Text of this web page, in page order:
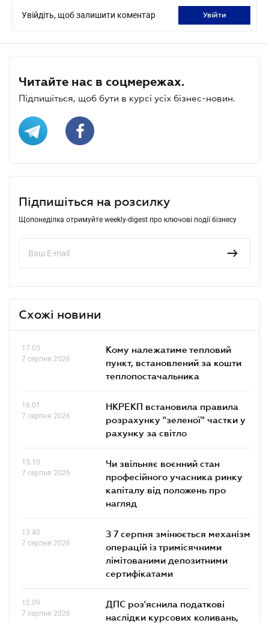
Увійдіть, щоб залишити коментар увійти
Читайте нас в соцмережах.
Підпишіться, щоб бути в курсі усіх бізнес-новин.
Підпишіться на розсилку
Щопонеділка отримуйте weekly-digest про ключові події бізнесу
Схожі новини
17.05
7 серпня 2026
Кому належатиме тепловий
пункт, встановлений за кошти
теплопостачальника
16.01
7 серпня 2026
НКРЕКП встановила правила
розрахунку "зеленої" частки у
рахунку за світло
15.10
7 серпня 2026
Чи звільняє воєнний стан
професійного учасника ринку
капіталу від положень про
нагляд
13.40
7 серпня 2026
З 7 серпня змінюється механізм
операцій із тримісячними
лімітованими депозитними
сертифікатами
12.09
7 серпня 2026
ДПС роз'яснила податкові
наслідки курсових коливань,